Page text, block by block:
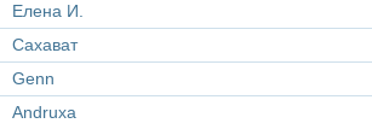
Елена И.
Сахават
Genn
Andruxa